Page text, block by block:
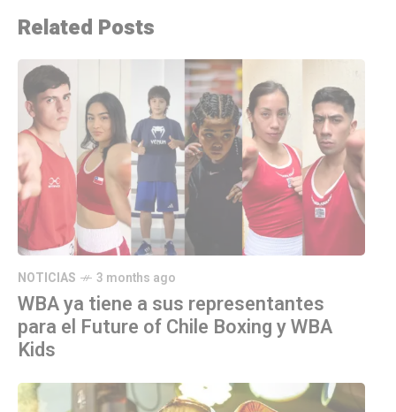
Related Posts
NOTICIAS 3 months ago
WBA ya tiene a sus representantes
para el Future of Chile Boxing y WBA
Kids